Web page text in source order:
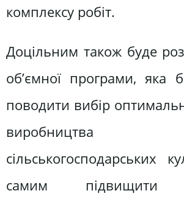
комплексу робіт.
Доцільним також буде
об’ємної програми, яка
поводити вибір
виробництва
сільськогосподарських
самим підвищити